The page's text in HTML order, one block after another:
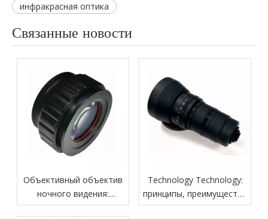
инфракрасная оптика
Связанные новости
Объективный объектив
ночного видения:
технология, функции и
Technology Technology:
принципы, преимущества
и промышленные